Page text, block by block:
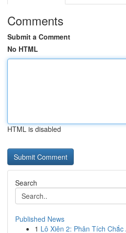
Comments
Submit a Comment
No HTML
HTML is disabled
Search
Published News
1 Lô Xiên 2: Phân Tích Chắc